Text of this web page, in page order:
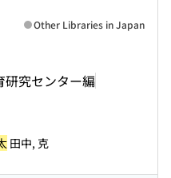
研究センター編
Other Libraries in Japan
田中, 克